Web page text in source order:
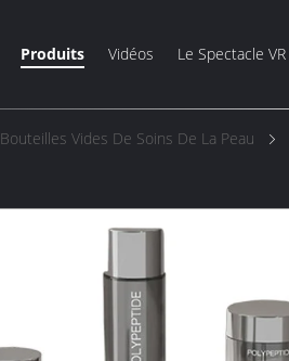
Produits Vidéos Le Spectacle VR
Bouteilles Vides De Soins De La Peau